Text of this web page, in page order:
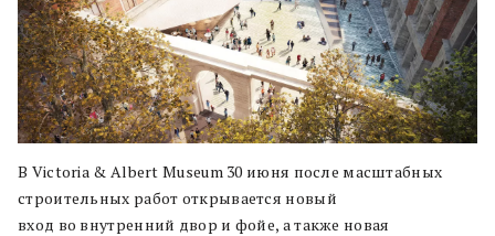
В Victoria & Albert Museum 30 июня после масштабных
строительных работ открывается новый
вход во внутренний двор и фойе, а также новая